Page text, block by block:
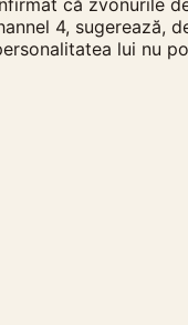
4,
lui nu